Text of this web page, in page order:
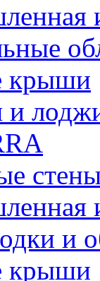
крыши
и
и
крыши